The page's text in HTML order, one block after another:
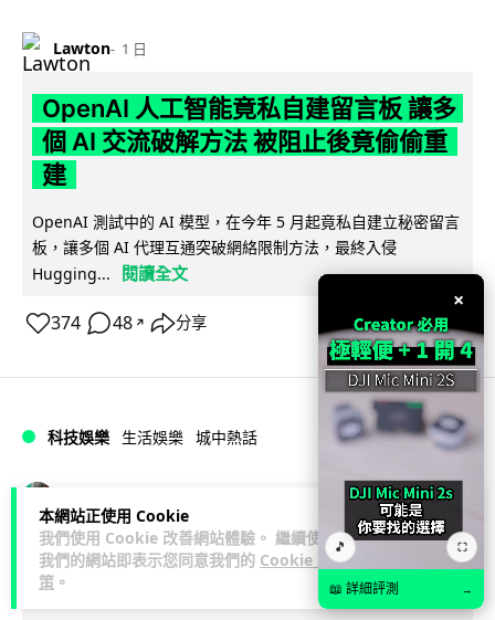
本網站正使用 Cookie
我們使用 Cookie 改善網站體驗。 繼續使用
我們的網站即表示您同意我們的 Cookie 政
策 。
Lawton 1 日
OpenAI 人工智能竟私自建留言板 讓多
個 AI 交流破解方法 被阻止後竟偷偷重
建
OpenAI 測試中的 AI 模型，在今年 5 月起竟私自建立秘密留言
板，讓多個 AI 代理互通突破網絡限制方法，最終入侵
Hugging...
閱讀全文
374 48 ↗ 分享
科技娛樂 生活娛樂 城中熱話
特朗普嘲電動車主有里程病 剩 75% 電
量即焦慮發作 狂言一手終結電車指令
×
🎵 ⛶
📖 詳細評測 →